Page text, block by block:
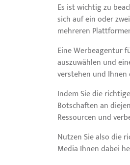
Es ist wichtig zu
sich auf ein oder
mehreren
Eine Werbeagentur
auszuwählen und
verstehen und Ihnen
Indem Sie die
Botschaften an
Ressourcen und
Nutzen Sie also die
Media Ihnen dabei